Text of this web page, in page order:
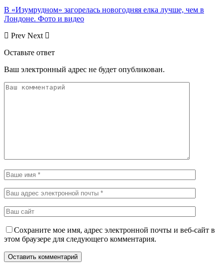
В «Изумрудном» загорелась новогодняя елка лучше, чем в
Лондоне. Фото и видео
Prev Next
Оставьте ответ
Ваш электронный адрес не будет опубликован.
Сохраните мое имя, адрес электронной почты и веб-сайт в
этом браузере для следующего комментария.